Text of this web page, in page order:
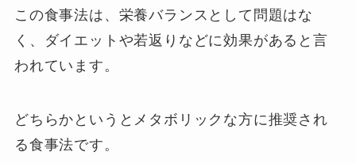
この食事法は、栄養バランスとして問題はな
く、ダイエットや若返りなどに効果があると言
われています。
どちらかというとメタボリックな方に推奨され
る食事法です。